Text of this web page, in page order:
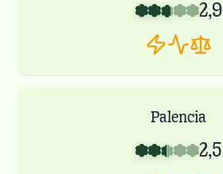
2,9
Palencia
2,5